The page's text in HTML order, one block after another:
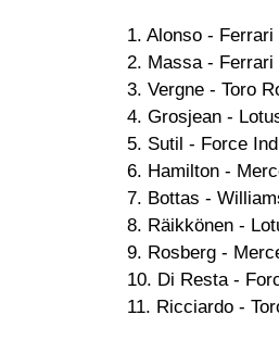
1. Alonso -
2. Massa - Ferrari
3. Vergne - Toro
4. Grosjean -
5. Sutil - Force
6. Hamilton -
7. Bottas -
8. Räikkönen -
9. Rosberg -
10. Di Resta -
11. Ricciardo -